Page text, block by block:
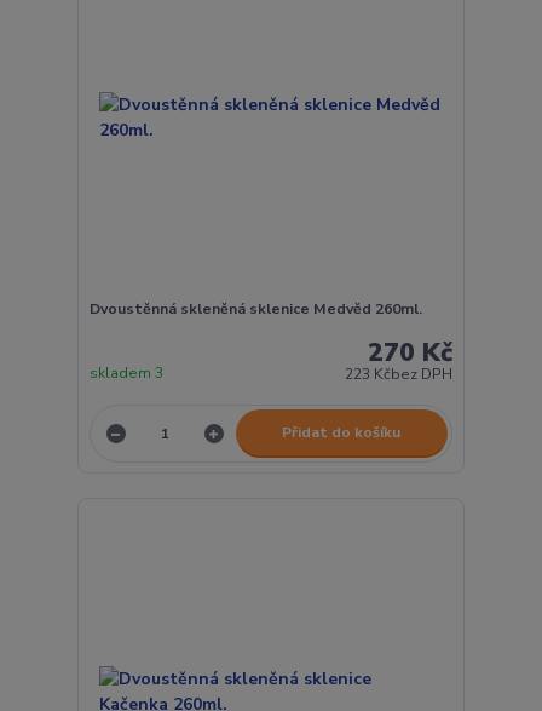
Dvoustěnná skleněná sklenice Medvěd 260ml.
270 Kč
223 Kčbez DPH
skladem 3
Přidat do košíku